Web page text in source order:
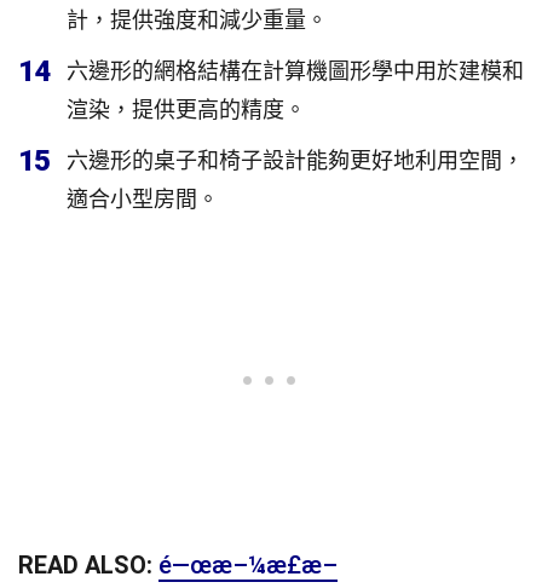
計，提供強度和減少重量。
14
六邊形的網格結構在計算機圖形學中用於建模和
渲染，提供更高的精度。
15
六邊形的桌子和椅子設計能夠更好地利用空間，
適合小型房間。
READ ALSO: é—œæ–¼æ­£æ–